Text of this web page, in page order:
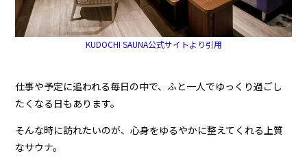
KUDOCHI SAUNA公式サイトより引用
仕事や予定に追われる毎日の中で、ふと一人でゆっくり過ごし
たくなる日もあります。
そんな時に訪れたいのが、心身をゆるやかに整えてくれる上質
なサウナ。